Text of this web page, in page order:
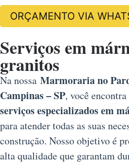
ORÇAMENTO VIA
Serviços em
granitos
Na nossa Marmoraria no
Campinas – SP, você
serviços especializados em
para atender todas as suas
construção. Nosso objetivo é
alta qualidade que garantam